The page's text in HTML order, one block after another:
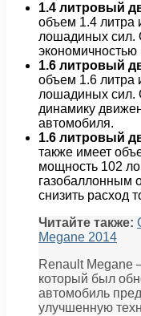
1.4 литровый
объем 1.4 литра
лошадиных сил.
1.6 литровый
объем 1.6 литра
лошадиных сил.
динамику
автомобиля.
1.6 литровый
также имеет
мощность 102
газобаллонным
снизить расход
Читайте также:
Megane 2014
Renault Megane
который был
автомобиль
улучшенную